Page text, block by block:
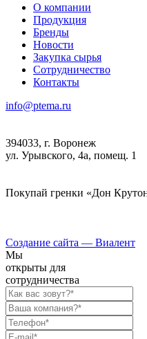
О компании
Продукция
Бренды
Новости
Закупка сырья
Сотрудничество
Контакты
info@ptema.ru
394033, г. Воронеж
ул. Урывского, 4а, помещ. 1
Покупай гренки «Дон
Создание сайта — Виалент
Мы
открыты для
сотрудничества